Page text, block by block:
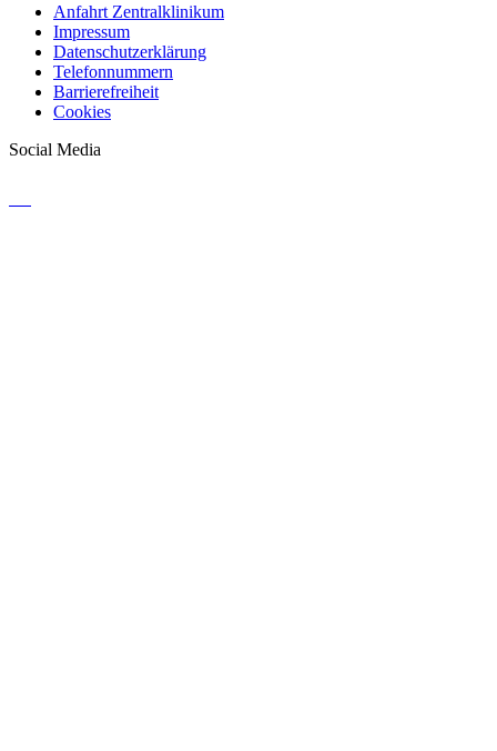
Anfahrt Zentralklinikum
Impressum
Datenschutzerklärung
Telefonnummern
Barrierefreiheit
Cookies
Social Media